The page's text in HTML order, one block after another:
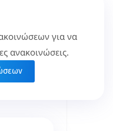
για να
ανακοινώσεις.